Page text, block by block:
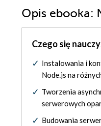
Opis ebooka:
Czego się
Instalowania i
Node.js na
Tworzenia
serwerowych
Budowania